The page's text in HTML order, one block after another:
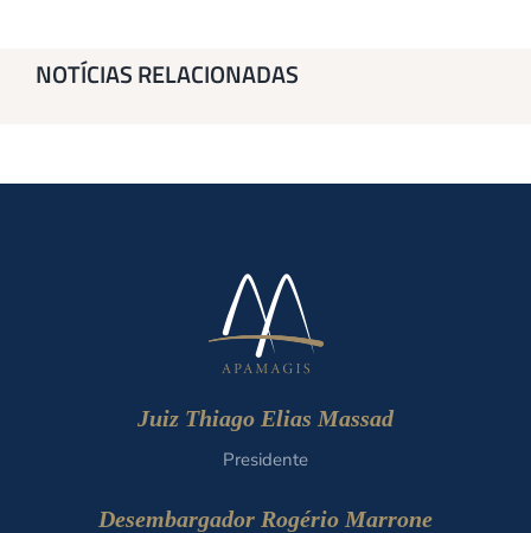
NOTÍCIAS RELACIONADAS
Juiz Thiago Elias Massad
Presidente
Desembargador Rogério Marrone